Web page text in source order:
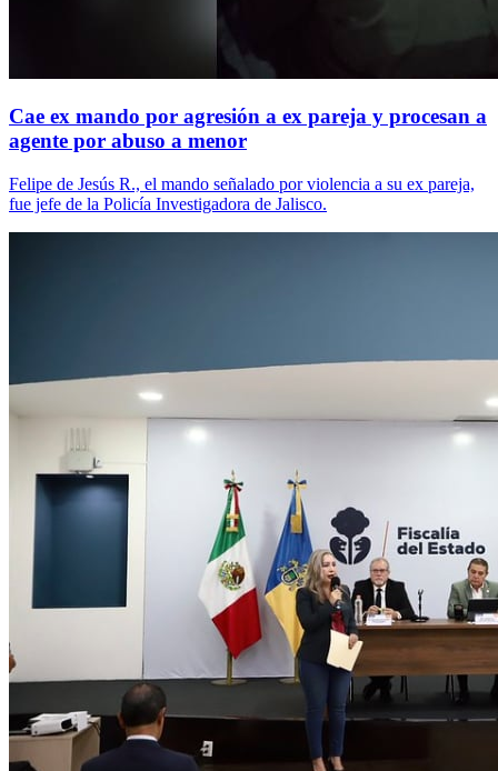
Cae ex mando por agresión a ex pareja y procesan a
agente por abuso a menor
Felipe de Jesús R., el mando señalado por violencia a su ex pareja,
fue jefe de la Policía Investigadora de Jalisco.